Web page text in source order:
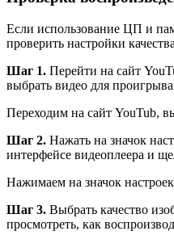
Если использование ЦП и
проверить настройки
Шаг 1. Перейти на сайт
выбрать видео для
Переходим на сайт YouTub,
Шаг 2. Нажать на значок
интерфейсе видеоплеера и
Нажимаем на значок
Шаг 3. Выбрать качество
просмотреть, как